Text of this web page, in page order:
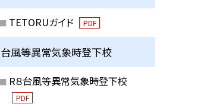
TETORUガイド PDF
台風等異常気象時登下校
R８台風等異常気象時登下校
PDF